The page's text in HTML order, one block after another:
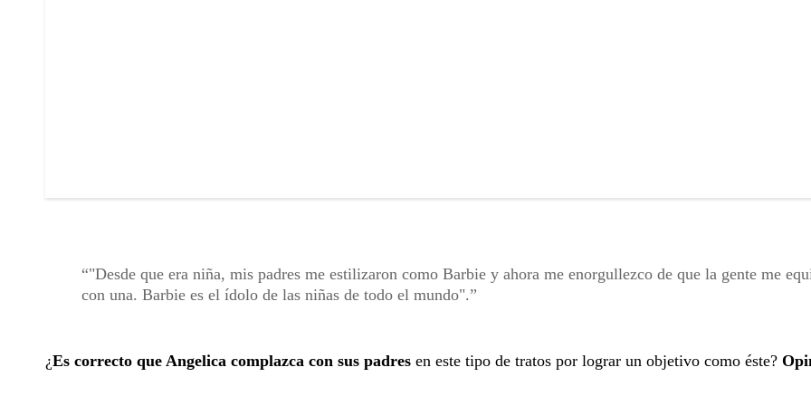
"Desde que era niña, mis padres me estilizaron como Barbie y ahora me enorgullezco de que la gente me
con una. Barbie es el ídolo de las niñas de todo el mundo".
¿Es correcto que Angelica complazca con sus padres en este tipo de tratos por lograr un objetivo como éste?